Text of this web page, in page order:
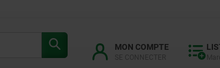
MON COMPTE